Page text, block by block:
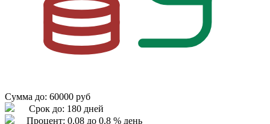
Сумма до: 60000 руб
Срок до: 180 дней
Процент: 0.08 до 0.8 % день